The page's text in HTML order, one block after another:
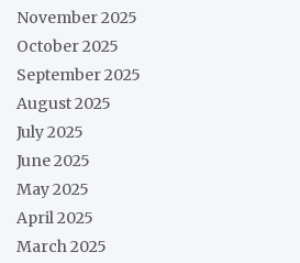
November 2025
October 2025
September 2025
August 2025
July 2025
June 2025
May 2025
April 2025
March 2025